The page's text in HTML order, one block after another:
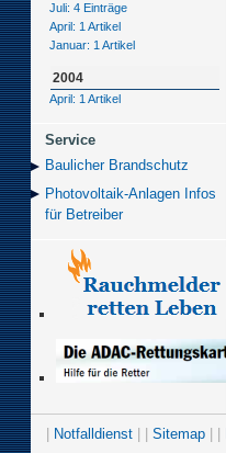
Juli: 4 Einträge
April: 1 Artikel
Januar: 1 Artikel
2004
April: 1 Artikel
Service
Baulicher Brand­schutz
Photovoltaik-Anlagen Infos
für Betreiber
Notfalldienst Sitemap